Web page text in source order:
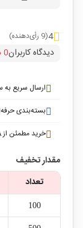
4(9 رأی‌دهنده)
دیدگاه کاربران0 دیدگاه
ارسال سریع به
بسته‌بندی
خرید مطمئن از ECA
مقدار تخفیف
تعداد
100